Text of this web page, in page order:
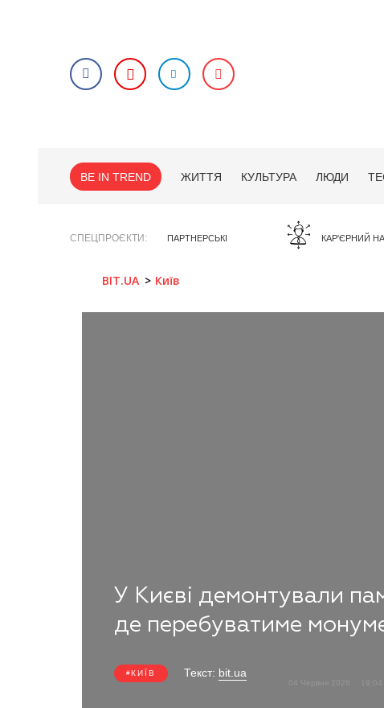
BE IN TREND ЖИТТЯ КУЛЬТУРА ЛЮДИ
СПЕЦПРОЄКТИ ПАРТНЕРСЬКІ КАР'ЄРНИЙ
BIT.UA Київ
У Києві демонтували
де перебуватиме
КИЇВ Текст: bit.ua
19:04